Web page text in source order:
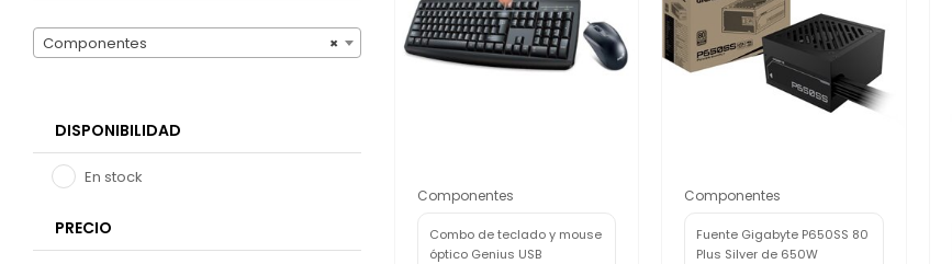
×
Componentes
DISPONIBILIDAD
En stock
PRECIO
Componentes
Combo de teclado y mouse
óptico Genius USB
Componentes
Fuente Gigabyte P650SS 80
Plus Silver de 650W